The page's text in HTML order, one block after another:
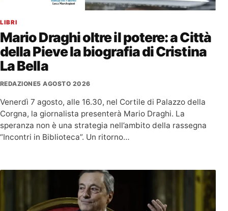
LIBRI
Mario Draghi oltre il potere: a Città
della Pieve la biografia di Cristina
La Bella
REDAZIONE5 AGOSTO 2026
Venerdì 7 agosto, alle 16.30, nel Cortile di Palazzo della
Corgna, la giornalista presenterà Mario Draghi. La
speranza non è una strategia nell’ambito della rassegna
“Incontri in Biblioteca”. Un ritorno…